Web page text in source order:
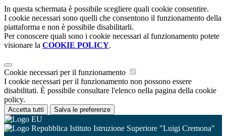
In questa schermata è possibile scegliere quali cookie consentire.
I cookie necessari sono quelli che consentono il funzionamento della
piattaforma e non è possibile disabilitarli.
Per conoscere quali sono i cookie necessari al funzionamento potete
visionare la COOKIE POLICY.
Cookie necessari per il funzionamento
I cookie necessari per il funzionamento non possono essere
disabilitati. È possibile consultare l'elenco nella pagina della cookie
policy.
Accetta tutti Salva le preferenze
Istituto Istruzione Superiore "Luigi Cremona"